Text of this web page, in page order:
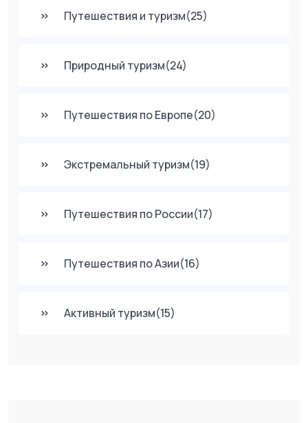
Путешествия и туризм(25)
Природный туризм(24)
Путешествия по Европе(20)
Экстремальный туризм(19)
Путешествия по России(17)
Путешествия по Азии(16)
Активный туризм(15)